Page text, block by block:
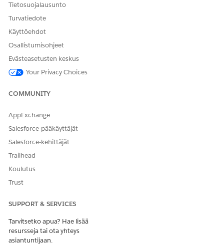
Fleet, Fleet Asset ja Fleet Participant ovat Experience
Cloud -käyttäjien käytettävissä.
RATKAISIKO TÄMÄ ARTIKKELI ONGELMASI?
Anna palautetta, jotta voimme kehittyä!
Tietosuojalausunto
Turvatiedote
Käyttöehdot
Osallistumisohjeet
Evästeasetusten keskus
Your Privacy Choices
COMMUNITY
AppExchange
Salesforce-pääkäyttäjät
Salesforce-kehittäjät
Trailhead
Koulutus
Trust
SUPPORT & SERVICES
Tarvitsetko apua? Hae lisää
resursseja tai ota yhteys
asiantuntijaan.